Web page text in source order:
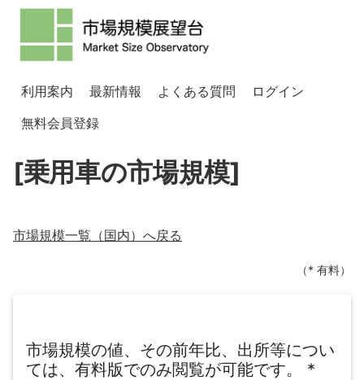
利用案内 最新情報 よくある質問
ログイン
無料会員登録
[乗用車の市場規模]
市場規模一覧（国内）へ戻る
（* 有料）
市場規模の値、その前年比、出所等につい
ては、有料版でのみ閲覧が可能です。
*